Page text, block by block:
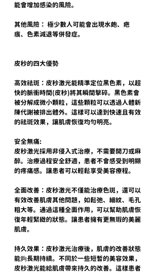
能會增加感染的風險。
其他風險： 極少數人可能會出現水皰、疤
痕、色素減退等併發症。
皮秒的四大優勢
高效祛斑：皮秒激光能精準定位黑色素，以超
快的脈衝時間(皮秒)將其瞬間擊碎。黑色素會
被分解成微小顆粒，這些顆粒可以透過人體新
陳代謝被排出體外。這樣可以達到快速且有效
的祛斑效果，讓肌膚恢復均勻明亮。
安全無痛:
皮秒激光採用非侵入式治療，不需要開刀或麻
醉。治療過程安全舒適，患者不會感受到明顯
的疼痛感。讓患者可以輕鬆享受美容療程。
全面改善：皮秒激光不僅能治療色斑，還可以
有效改善肌膚其他問題，如鬆弛、細紋、毛孔
粗大等。通過這種全面作用，可以幫助肌膚恢
復年輕緊緻的狀態。讓患者擁有更無瑕的美麗
肌膚。
持久效果：皮秒激光治療後，肌膚的改善狀態
能夠長期持續。不同於一些短暫的美容效果，
皮秒激光能給肌膚帶來持久的改善。這樣患者